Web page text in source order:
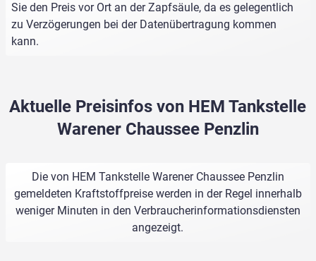
Sie den Preis vor Ort an der Zapfsäule, da es gelegentlich
zu Verzögerungen bei der Datenübertragung kommen
kann.
Aktuelle Preisinfos von HEM Tankstelle
Warener Chaussee Penzlin
Die von HEM Tankstelle Warener Chaussee Penzlin
gemeldeten Kraftstoffpreise werden in der Regel innerhalb
weniger Minuten in den Verbraucherinformationsdiensten
angezeigt.